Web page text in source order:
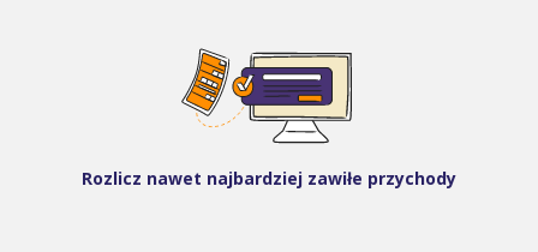
Rozlicz nawet najbardziej zawiłe przychody